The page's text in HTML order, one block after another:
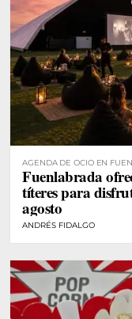
AGENDA DE OCIO EN
Fuenlabrada
títeres para
agosto
ANDRÉS FIDALGO